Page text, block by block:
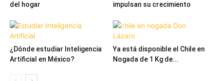
del hogar
impulsan su crecimiento
¿Dónde estudiar Inteligencia
Artificial en México?
Ya está disponible el Chile en
Nogada de 1 Kg de...